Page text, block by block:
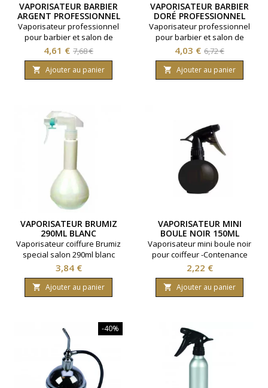
VAPORISATEUR BARBIER
ARGENT PROFESSIONNEL
200ML
Vaporisateur professionnel
pour barbier et salon de
coiffure. Coloris argent avec
dessin ruban. Contenance
200 millilitres.
Prix
4,61 € Prix
de
base
7,68 €
 Ajouter au panier
VAPORISATEUR BARBIER
DORÉ PROFESSIONNEL
200ML
Vaporisateur professionnel
pour barbier et salon de
coiffure. Coloris doré avec
dessin ruban. Contenance
200 millilitres.
Prix
4,03 € Prix
de
base
6,72 €
 Ajouter au panier
VAPORISATEUR BRUMIZ
290ML BLANC
Vaporisateur coiffure Brumiz
special salon 290ml blanc
Prix
3,84 €
 Ajouter au panier
VAPORISATEUR MINI
BOULE NOIR 150ML
Vaporisateur mini boule noir
pour coiffeur -Contenance
150ml.
Prix
2,22 €
 Ajouter au panier
-40%